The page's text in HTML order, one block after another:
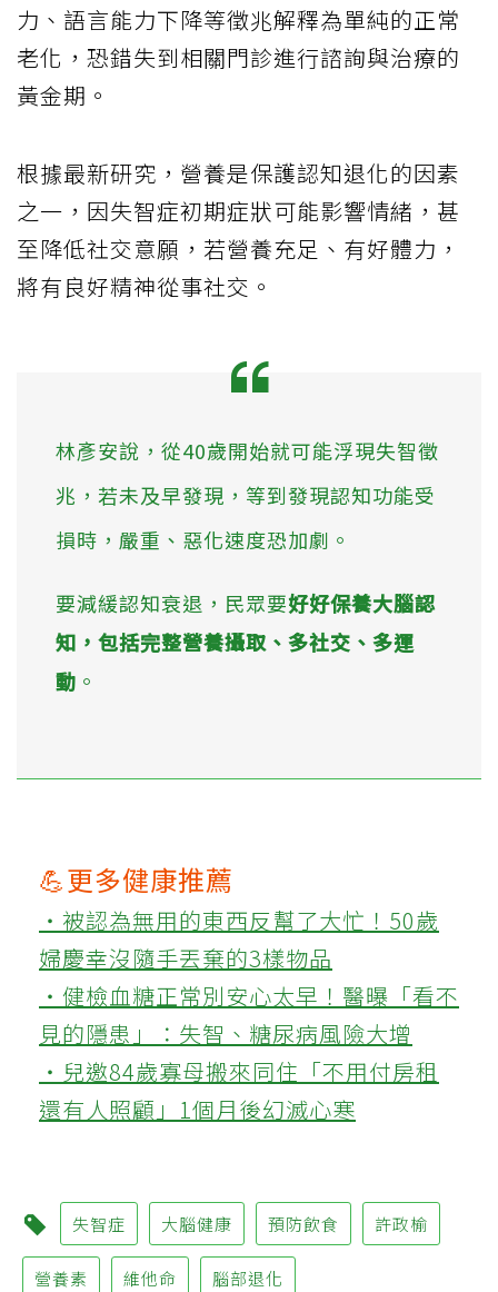
力、語言能力下降等徵兆解釋為單純的正常
老化，恐錯失到相關門診進行諮詢與治療的
黃金期。
根據最新研究，營養是保護認知退化的因素
之一，因失智症初期症狀可能影響情緒，甚
至降低社交意願，若營養充足、有好體力，
將有良好精神從事社交。
林彥安說，從40歲開始就可能浮現失智徵
兆，若未及早發現，等到發現認知功能受
損時，嚴重、惡化速度恐加劇。
要減緩認知衰退，民眾要好好保養大腦認
知，包括完整營養攝取、多社交、多運
動 。
💪更多健康推薦
‧被認為無用的東西反幫了大忙！50歲
婦慶幸沒隨手丟棄的3樣物品
‧健檢血糖正常別安心太早！醫曝「看不
見的隱患」：失智、糖尿病風險大增
‧兒邀84歲寡母搬來同住「不用付房租
還有人照顧」1個月後幻滅心寒
失智症 大腦健康 預防飲食 許政榆
營養素 維他命 腦部退化